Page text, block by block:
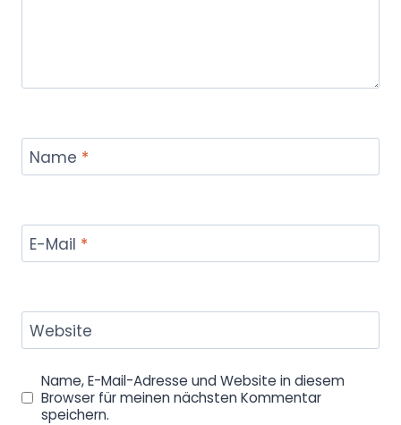
Name *
E-Mail *
Website
Name, E-Mail-Adresse und Website in diesem
Browser für meinen nächsten Kommentar
speichern.